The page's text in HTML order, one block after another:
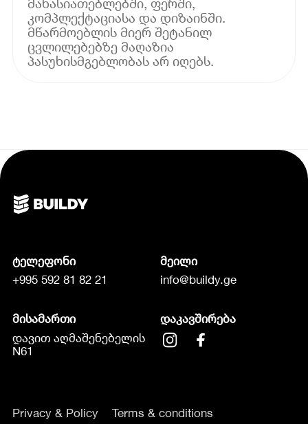
კომპლექტაციასა და დიზაინში.
მწარმოებლის მიერ შეტანილ
ცვლილებებზე მაღაზია
პასუხისმგებლობას არ იღებს.
ტელეფონი
+995 592 81 82 21
მეილი
info@buildy.ge
მისამართი
დავით აღმაშენებელის
N61
დაკავშირება
Privacy & Policy Terms & conditions